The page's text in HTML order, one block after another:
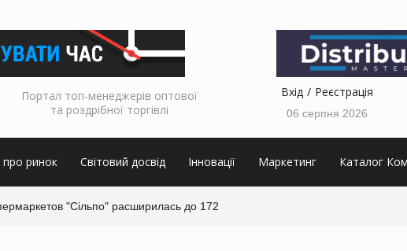
Портал топ-менеджерів оптової
та роздрібної торгівлі
Вхід Реєстрація
06 серпня 2026
ринок Світовий досвід Інновації Маркетинг Каталог
"Сільпо" расширилась до 172